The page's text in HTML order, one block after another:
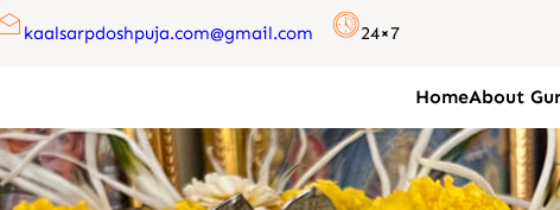
kaalsarpdoshpuja.com@gmail.com 24×7
HomeAbout